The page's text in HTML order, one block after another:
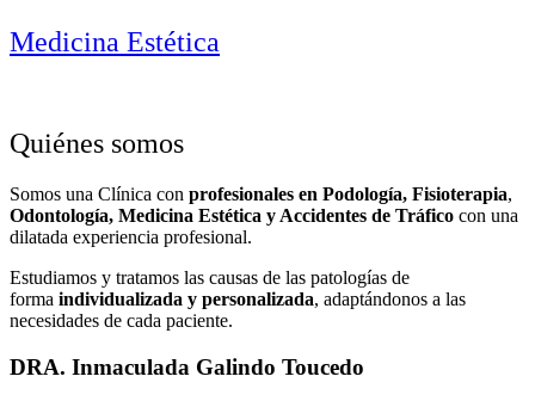
Medicina Estética
Quiénes somos
Somos una Clínica con profesionales en Podología, Fisioterapia,
Odontología, Medicina Estética y Accidentes de Tráfico con una
dilatada experiencia profesional.
Estudiamos y tratamos las causas de las patologías de
forma individualizada y personalizada, adaptándonos a las
necesidades de cada paciente.
DRA. Inmaculada Galindo Toucedo